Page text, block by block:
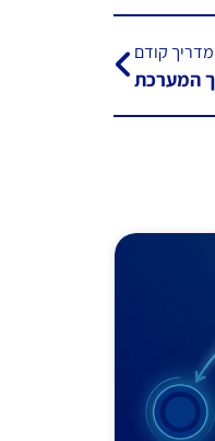
מדריך קודם
המערכת